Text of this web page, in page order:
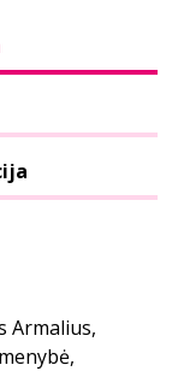
Armalius,